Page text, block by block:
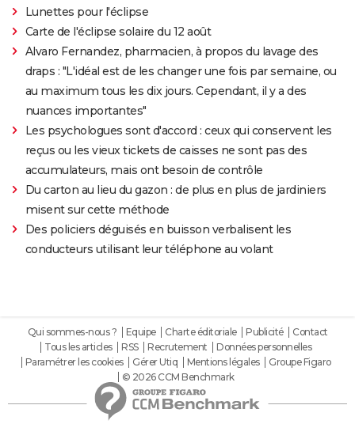
Lunettes pour l'éclipse
Carte de l'éclipse solaire du 12 août
Alvaro Fernandez, pharmacien, à propos du lavage des
draps : "L'idéal est de les changer une fois par semaine, ou
au maximum tous les dix jours. Cependant, il y a des
nuances importantes"
Les psychologues sont d'accord : ceux qui conservent les
reçus ou les vieux tickets de caisses ne sont pas des
accumulateurs, mais ont besoin de contrôle
Du carton au lieu du gazon : de plus en plus de jardiniers
misent sur cette méthode
Des policiers déguisés en buisson verbalisent les
conducteurs utilisant leur téléphone au volant
Qui sommes-nous ? Equipe Charte éditoriale Publicité
Contact
Tous les articles
RSS Recrutement
Données personnelles
Paramétrer les cookies
Gérer Utiq Mentions légales
Groupe Figaro
© 2026 CCM Benchmark